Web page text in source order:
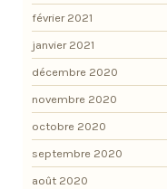
février 2021
janvier 2021
décembre 2020
novembre 2020
octobre 2020
septembre 2020
août 2020